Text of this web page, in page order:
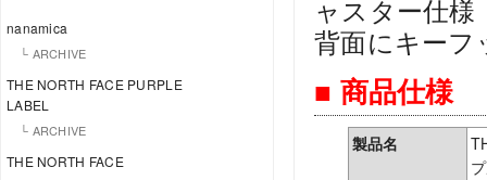
nanamica
└ ARCHIVE
THE NORTH FACE PURPLE
LABEL
└ ARCHIVE
THE NORTH FACE
ャスター仕
背面にキー
■ 商品仕様
製品名